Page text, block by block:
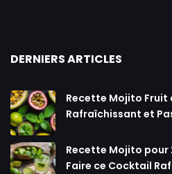
DERNIERS ARTICLES
Recette Mojito Fruit
Rafraîchissant et
Recette Mojito pour
Faire ce Cocktail